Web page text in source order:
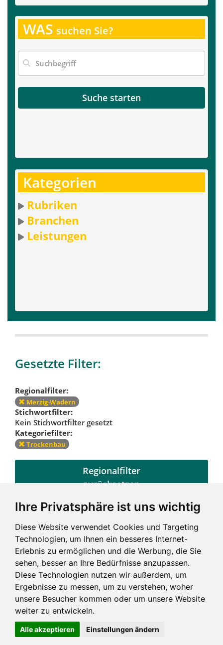
Ihre Privatsphäre ist uns wichtig
Diese Website verwendet Cookies und Targeting
Technologien, um Ihnen ein besseres Internet-
Erlebnis zu ermöglichen und die Werbung, die Sie
sehen, besser an Ihre Bedürfnisse anzupassen.
Diese Technologien nutzen wir außerdem, um
Ergebnisse zu messen, um zu verstehen, woher
unsere Besucher kommen oder um unsere Website
weiter zu entwickeln.
Alle akzeptieren Einstellungen ändern
WAS suchen Sie?
Suche starten
Kategorien
Rubriken
Branchen
Leistungen
Gesetzte Filter:
Regionalfilter:
Merzig-Wadern
Stichwortfilter:
Kein Stichwortfilter gesetzt
Kategoriefilter:
Trockenbau
Regionalfilter
zurücksetzen
zurücksetzen
Impressum und mehr